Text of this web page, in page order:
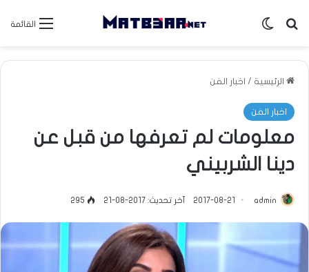
القائمة بحث عنالوضع المظلم
الرئيسية / اخبار الفن
اخبار الفن
معلومات لم تعرفها من قبل عن
دينا الشربيني
admin
2017-08-21 آخر تحديث: 2017-08-21 295